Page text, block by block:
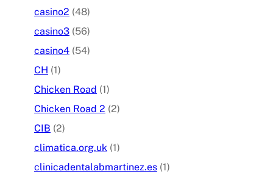
casino2 (48)
casino3 (56)
casino4 (54)
CH (1)
Chicken Road (1)
Chicken Road 2 (2)
CIB (2)
climatica.org.uk (1)
clinicadentalabmartinez.es (1)